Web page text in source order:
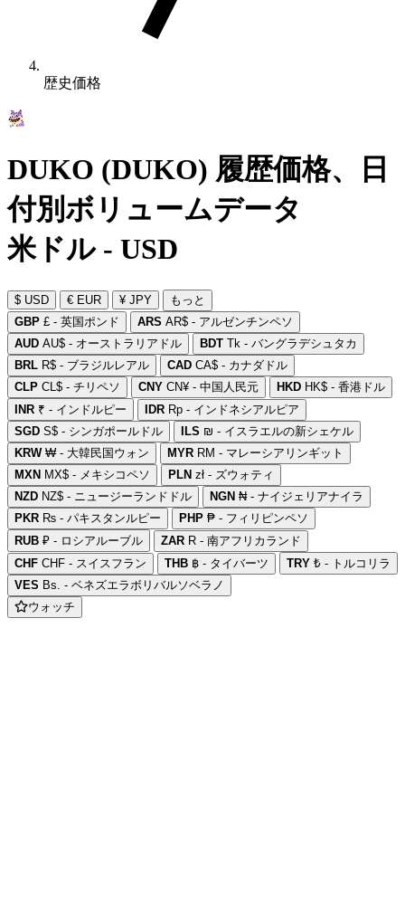
歴史価格
DUKO (DUKO) 履歴価格、日
付別ボリュームデータ
米ドル - USD
$ USD € EUR ¥ JPY
もっと
GBP £ - 英国ポンド ARS AR$ - アルゼンチンペソ
AUD AU$ - オーストラリアドル BDT Tk - バングラデシュタカ
BRL R$ - ブラジルレアル CAD CA$ - カナダドル
CLP CL$ - チリペソ CNY CN¥ - 中国人民元 HKD HK$ - 香港ドル
INR ₹ - インドルピー IDR Rp - インドネシアルピア
SGD S$ - シンガポールドル ILS ₪ - イスラエルの新シェケル
KRW₩ - 大韓民国ウォン MYR RM - マレーシアリンギット
MXN MX$ - メキシコペソ PLN zł - ズウォティ
NZD NZ$ - ニュージーランドドル NGN ₦ - ナイジェリアナイラ
PKR ₨ - パキスタンルピー PHP ₱ - フィリピンペソ
RUB ₽ - ロシアルーブル ZAR R - 南アフリカランド
CHF CHF - スイスフラン THB ฿ - タイバーツ TRY ₺ - トルコリラ
VES Bs. - ベネズエラボリバルソベラノ
ウォッチ